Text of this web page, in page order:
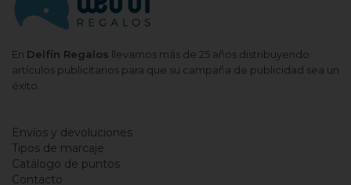
En Delfín Regalos llevamos más de 25 años distribuyendo
artículos publicitarios para que su campaña de publicidad sea un
éxito.
Envíos y devoluciones
Tipos de marcaje
Catálogo de puntos
Contacto